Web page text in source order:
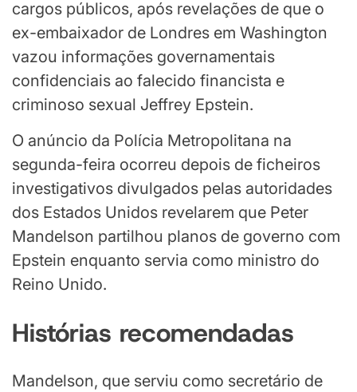
cargos públicos, após revelações de que o
ex-embaixador de Londres em Washington
vazou informações governamentais
confidenciais ao falecido financista e
criminoso sexual Jeffrey Epstein.
O anúncio da Polícia Metropolitana na
segunda-feira ocorreu depois de ficheiros
investigativos divulgados pelas autoridades
dos Estados Unidos revelarem que Peter
Mandelson partilhou planos de governo com
Epstein enquanto servia como ministro do
Reino Unido.
Histórias recomendadas
lista
fim
Mandelson, que serviu como secretário de